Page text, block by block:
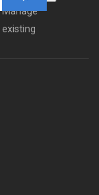
Manage
existing